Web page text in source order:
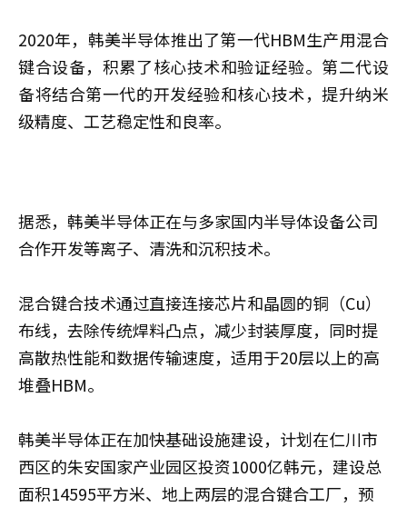
2020年，韩美半导体推出了第一代HBM生产用混合
键合设备，积累了核心技术和验证经验。第二代设
备将结合第一代的开发经验和核心技术，提升纳米
级精度、工艺稳定性和良率。
据悉，韩美半导体正在与多家国内半导体设备公司
合作开发等离子、清洗和沉积技术。
混合键合技术通过直接连接芯片和晶圆的铜（Cu）
布线，去除传统焊料凸点，减少封装厚度，同时提
高散热性能和数据传输速度，适用于20层以上的高
堆叠HBM。
韩美半导体正在加快基础设施建设，计划在仁川市
西区的朱安国家产业园区投资1000亿韩元，建设总
面积14595平方米、地上两层的混合键合工厂，预